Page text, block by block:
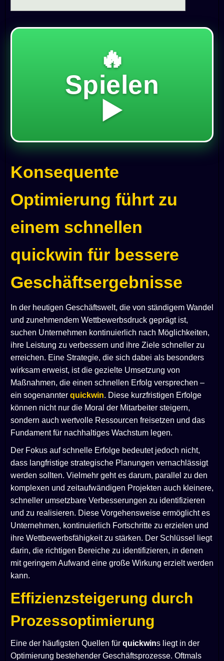
🔥
Spielen
▶️
Konsequente
Optimierung führt zu
einem schnellen
quickwin für bessere
Geschäftsergebnisse
In der heutigen Geschäftswelt, die von ständigem Wandel
und zunehmendem Wettbewerbsdruck geprägt ist,
suchen Unternehmen kontinuierlich nach Möglichkeiten,
ihre Leistung zu verbessern und ihre Ziele schneller zu
erreichen. Eine Strategie, die sich dabei als besonders
wirksam erweist, ist die gezielte Umsetzung von
Maßnahmen, die einen schnellen Erfolg versprechen –
ein sogenannter quickwin. Diese kurzfristigen Erfolge
können nicht nur die Moral der Mitarbeiter steigern,
sondern auch wertvolle Ressourcen freisetzen und das
Fundament für nachhaltiges Wachstum legen.
Der Fokus auf schnelle Erfolge bedeutet jedoch nicht,
dass langfristige strategische Planungen vernachlässigt
werden sollten. Vielmehr geht es darum, parallel zu den
komplexen und zeitaufwändigen Projekten auch kleinere,
schneller umsetzbare Verbesserungen zu identifizieren
und zu realisieren. Diese Vorgehensweise ermöglicht es
Unternehmen, kontinuierlich Fortschritte zu erzielen und
ihre Wettbewerbsfähigkeit zu stärken. Der Schlüssel liegt
darin, die richtigen Bereiche zu identifizieren, in denen
mit geringem Aufwand eine große Wirkung erzielt werden
kann.
Effizienzsteigerung durch
Prozessoptimierung
Eine der häufigsten Quellen für quickwins liegt in der
Optimierung bestehender Geschäftsprozesse. Oftmals